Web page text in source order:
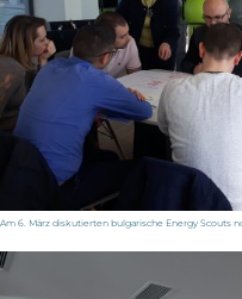
Am 6. März diskutierten bulgarische Energy Scouts